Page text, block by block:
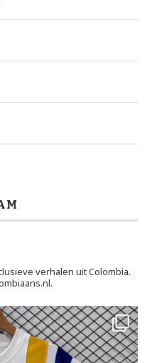
verhalen uit Colombia.